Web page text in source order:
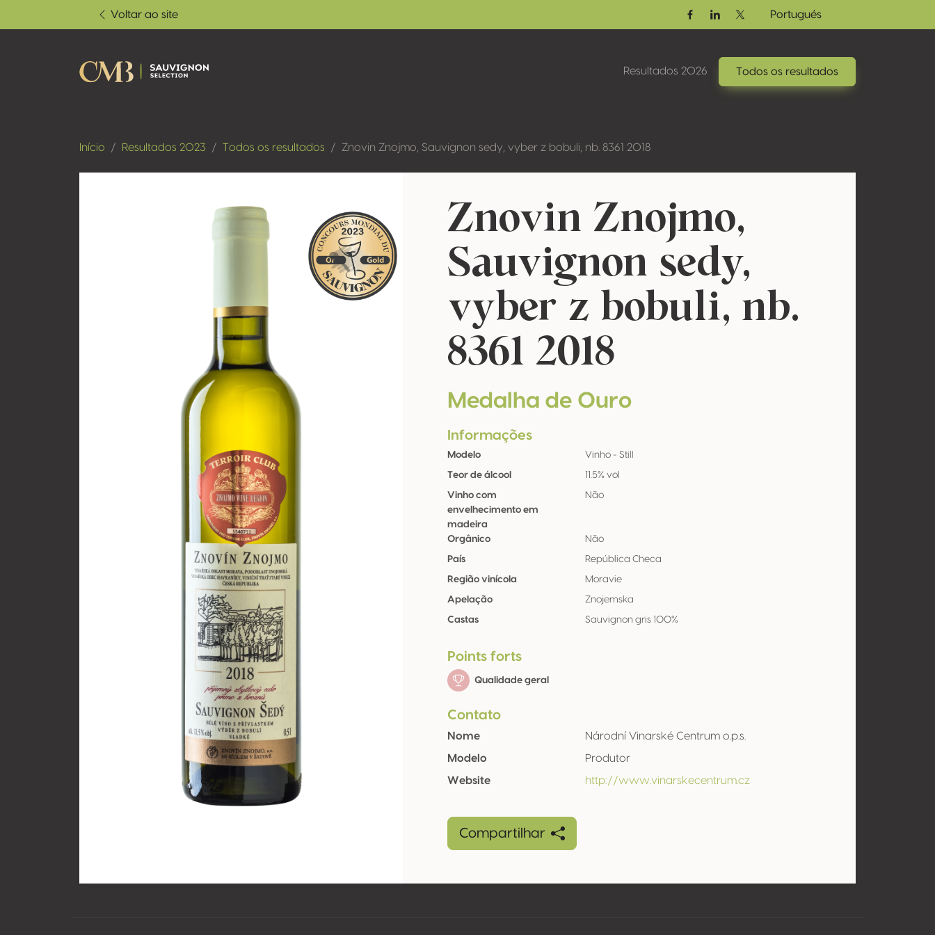
Voltar ao site
FacebookLinkedinTwitter / X
Portugués
Resultados 2026 Todos os resultados
Início Resultados 2023 Todos os resultados Znovin Znojmo, Sauvignon sedy, vyber z bobuli, nb. 8361 2018
Znovin Znojmo,
Sauvignon sedy,
vyber z bobuli, nb.
8361 2018
Medalha de Ouro
Informações
Modelo Vinho - Still
Teor de álcool 11.5% vol
Vinho com
envelhecimento em
madeira
Não
Orgânico Não
País República Checa
Região vinícola Moravie
Apelação Znojemska
Castas Sauvignon gris 100%
Points forts
Qualidade geral
Contato
Nome
Národní Vinarské Centrum o.p.s.
Modelo
Produtor
Website
http://www.vinarskecentrum.cz
Compartilhar